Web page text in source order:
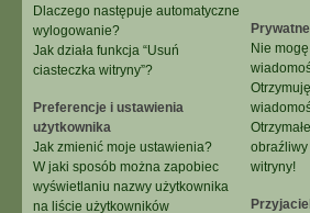
Dlaczego następuje automatyczne
wylogowanie?
Jak działa funkcja “Usuń
ciasteczka witryny”?
Preferencje i ustawienia
użytkownika
Jak zmienić moje ustawienia?
W jaki sposób można zapobiec
wyświetlaniu nazwy użytkownika
na liście użytkowników
Nie
obraźliwy
witryny!